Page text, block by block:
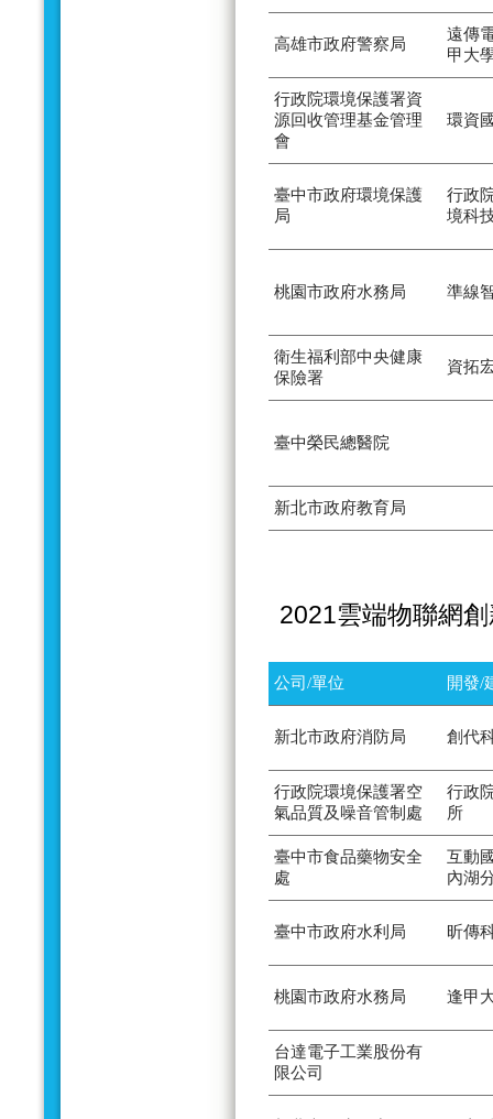
高雄市政府警察局
遠傳
甲大
行政院環境保護署資
源回收管理基金管理
會
環資
臺中市政府環境保護
局
行政
境科
桃園市政府水務局 準線
衛生福利部中央健康
保險署
資拓
臺中榮民總醫院
新北市政府教育局
2021雲端物聯網
公司/單位 開發/
新北市政府消防局 創代
行政院環境保護署空
氣品質及噪音管制處
行政
所
臺中市食品藥物安全
處
互動
內湖
臺中市政府水利局 昕傳
桃園市政府水務局 逢甲
台達電子工業股份有
限公司